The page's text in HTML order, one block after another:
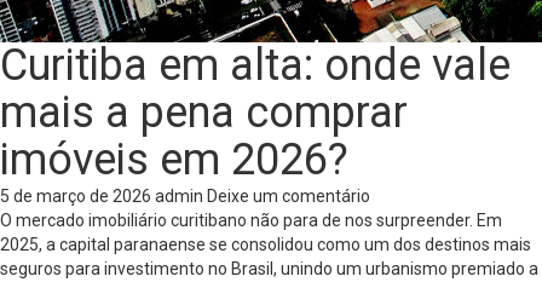
Curitiba em alta: onde vale
mais a pena comprar
imóveis em 2026?
5 de março de 2026 admin Deixe um comentário
O mercado imobiliário curitibano não para de nos surpreender. Em
2025, a capital paranaense se consolidou como um dos destinos mais
seguros para investimento no Brasil, unindo um urbanismo premiado a